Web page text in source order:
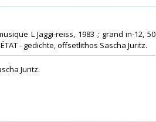
L Jaggi-reiss, 1983 ; grand in-12, 50
- gedichte, offsetlithos Sascha Juritz.‎
Juritz.‎